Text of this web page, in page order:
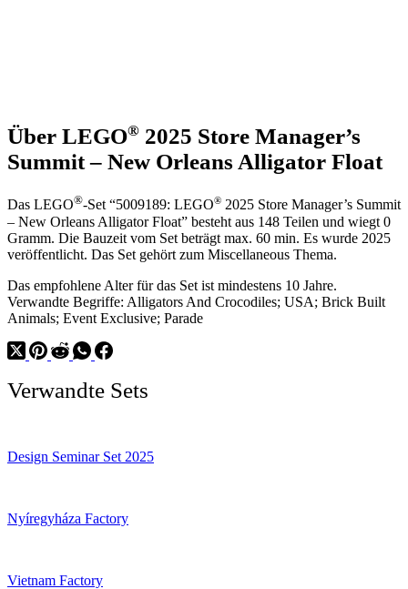
Über LEGO® 2025 Store Manager’s
Summit – New Orleans Alligator Float
Das LEGO®-Set “5009189: LEGO® 2025 Store Manager’s Summit
– New Orleans Alligator Float” besteht aus 148 Teilen und wiegt 0
Gramm. Die Bauzeit vom Set beträgt max. 60 min. Es wurde 2025
veröffentlicht. Das Set gehört zum Miscellaneous Thema.
Das empfohlene Alter für das Set ist mindestens 10 Jahre.
Verwandte Begriffe: Alligators And Crocodiles; USA; Brick Built
Animals; Event Exclusive; Parade
Verwandte Sets
Design Seminar Set 2025
Nyíregyháza Factory
Vietnam Factory